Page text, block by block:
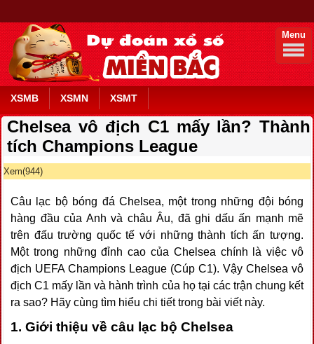
Menu
XSMB XSMN XSMT
Chelsea vô địch C1 mấy lần? Thành
tích Champions League
Xem(944)
Câu lạc bộ bóng đá Chelsea, một trong những đội bóng
hàng đầu của Anh và châu Âu, đã ghi dấu ấn mạnh mẽ
trên đấu trường quốc tế với những thành tích ấn tượng.
Một trong những đỉnh cao của Chelsea chính là việc vô
địch UEFA Champions League (Cúp C1). Vậy Chelsea vô
địch C1 mấy lần và hành trình của họ tại các trận chung kết
ra sao? Hãy cùng tìm hiểu chi tiết trong bài viết này.
1. Giới thiệu về câu lạc bộ Chelsea